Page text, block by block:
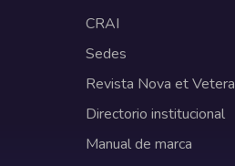
CRAI
Sedes
Revista Nova et Vetera
Directorio institucional
Manual de marca